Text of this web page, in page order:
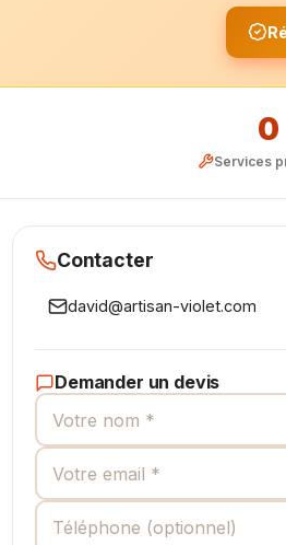
0
Services
Contacter
david@artisan-violet.com
Demander un devis